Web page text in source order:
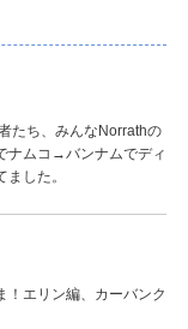
たち、みんなNorrathの
ナムコ→バンナムでディ
した。
！エリン編、カーバンク